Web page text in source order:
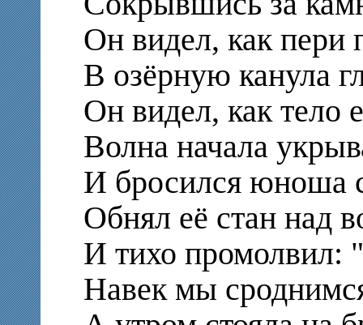
Он видел, как пери
В озёрную канула
Он видел, как тело
Волна начала
И бросился юноша
Обнял её стан над
И тихо промолвил:
Навек мы